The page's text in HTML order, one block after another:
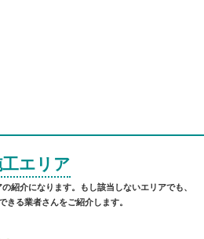
エリア
紹介になります。もし該当しないエリアでも、
きる業者さんをご紹介します。